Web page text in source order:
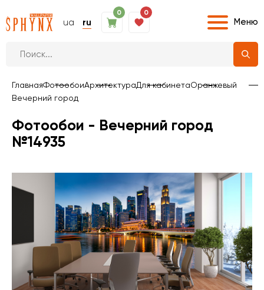
ua ru
0 0
Меню
ГлавнаяФотообоиАрхитектураДля кабинетаОранжевый
Вечерний город
Фотообои - Вечерний город
№14935